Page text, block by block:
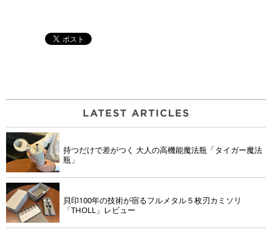
持つだけで差がつく 大人の高機能魔法瓶「タイガー魔法
瓶」
貝印100年の技術が宿るフルメタル５枚刃カミソリ
「THOLL」レビュー